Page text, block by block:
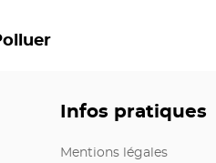
Infos pratiques
Mentions légales